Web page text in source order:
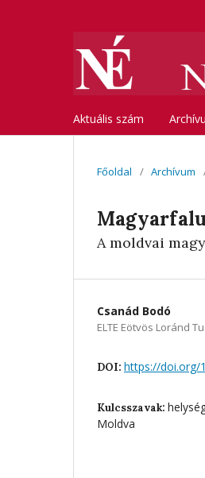
Aktuális szám
Főoldal / Archívum
A moldvai
Csanád Bodó
ELTE Eötvös Loránd
DOI: https://doi.org/
Kulcsszavak:
Moldva